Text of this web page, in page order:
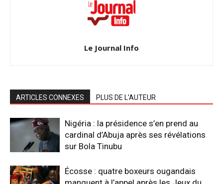
Le Journal Info
ARTICLES CONNEXES PLUS DE L'AUTEUR
Nigéria : la présidence s’en prend au
cardinal d’Abuja après ses révélations
sur Bola Tinubu
Écosse : quatre boxeurs ougandais